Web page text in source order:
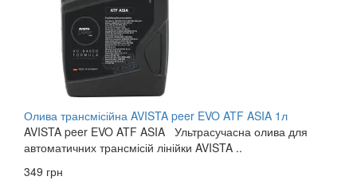
Олива трансмісійна AVISTA peer EVO ATF ASIA 1л
AVISTA peer EVO ATF ASIA Ультрасучасна олива для
автоматичних трансмісій лінійки AVISTA ..
349 грн